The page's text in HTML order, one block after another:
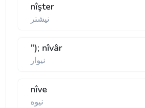
nîşter
نيشتر
"); nîvâr
نيوار
nîve
نيوه